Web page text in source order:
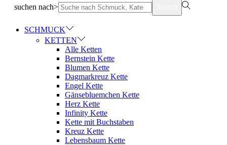
suchen nach>
SCHMUCK
KETTEN
Alle Ketten
Bernstein Kette
Blumen Kette
Dagmarkreuz Kette
Engel Kette
Gänsebluemchen Kette
Herz Kette
Infinity Kette
Kette mit Buchstaben
Kreuz Kette
Lebensbaum Kette